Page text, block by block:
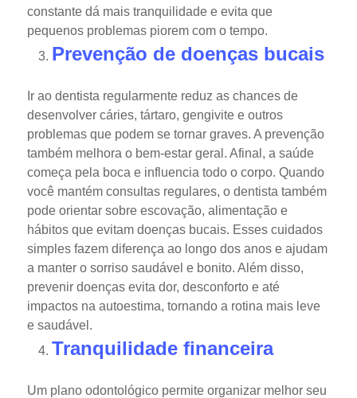
constante dá mais tranquilidade e evita que
pequenos problemas piorem com o tempo.
Prevenção de doenças bucais
Ir ao dentista regularmente reduz as chances de
desenvolver cáries, tártaro, gengivite e outros
problemas que podem se tornar graves. A prevenção
também melhora o bem-estar geral. Afinal, a saúde
começa pela boca e influencia todo o corpo. Quando
você mantém consultas regulares, o dentista também
pode orientar sobre escovação, alimentação e
hábitos que evitam doenças bucais. Esses cuidados
simples fazem diferença ao longo dos anos e ajudam
a manter o sorriso saudável e bonito. Além disso,
prevenir doenças evita dor, desconforto e até
impactos na autoestima, tornando a rotina mais leve
e saudável.
Tranquilidade financeira
Um plano odontológico permite organizar melhor seu